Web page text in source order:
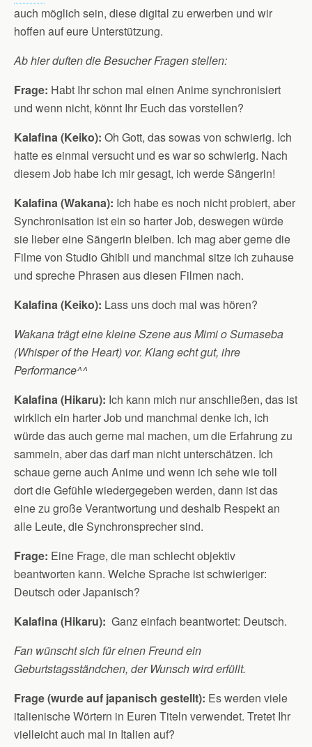
auch möglich sein, diese digital zu erwerben und wir
hoffen auf eure Unterstützung.
Ab hier duften die Besucher Fragen stellen:
Frage: Habt Ihr schon mal einen Anime synchronisiert
und wenn nicht, könnt Ihr Euch das vorstellen?
Kalafina (Keiko): Oh Gott, das sowas von schwierig. Ich
hatte es einmal versucht und es war so schwierig. Nach
diesem Job habe ich mir gesagt, ich werde Sängerin!
Kalafina (Wakana): Ich habe es noch nicht probiert, aber
Synchronisation ist ein so harter Job, deswegen würde
sie lieber eine Sängerin bleiben. Ich mag aber gerne die
Filme von Studio Ghibli und manchmal sitze ich zuhause
und spreche Phrasen aus diesen Filmen nach.
Kalafina (Keiko): Lass uns doch mal was hören?
Wakana trägt eine kleine Szene aus Mimi o Sumaseba
(Whisper of the Heart) vor. Klang echt gut, ihre
Performance^^
Kalafina (Hikaru): Ich kann mich nur anschließen, das ist
wirklich ein harter Job und manchmal denke ich, ich
würde das auch gerne mal machen, um die Erfahrung zu
sammeln, aber das darf man nicht unterschätzen. Ich
schaue gerne auch Anime und wenn ich sehe wie toll
dort die Gefühle wiedergegeben werden, dann ist das
eine zu große Verantwortung und deshalb Respekt an
alle Leute, die Synchronsprecher sind.
Frage: Eine Frage, die man schlecht objektiv
beantworten kann. Welche Sprache ist schwieriger:
Deutsch oder Japanisch?
Kalafina (Hikaru): Ganz einfach beantwortet: Deutsch.
Fan wünscht sich für einen Freund ein
Geburtstagsständchen, der Wunsch wird erfüllt.
Frage (wurde auf japanisch gestellt): Es werden viele
italienische Wörtern in Euren Titeln verwendet. Tretet Ihr
vielleicht auch mal in Italien auf?